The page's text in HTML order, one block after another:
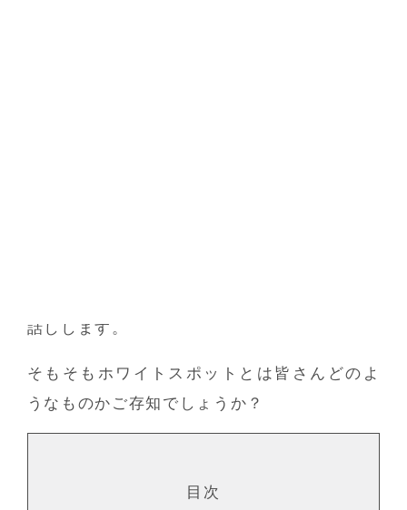
話しします。
そもそもホワイトスポットとは皆さんどのよ
うなものかご存知でしょうか？
目次